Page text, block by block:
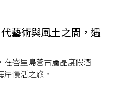
藝術與風土之間，遇
在峇里島蒼古麗晶度假酒
慢活之旅。